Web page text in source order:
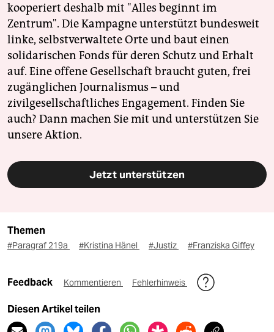
kooperiert deshalb mit "Alles beginnt im
Zentrum". Die Kampagne unterstützt bundesweit
linke, selbstverwaltete Orte und baut einen
solidarischen Fonds für deren Schutz und Erhalt
auf. Eine offene Gesellschaft braucht guten, frei
zugänglichen Journalismus – und
zivilgesellschaftliches Engagement. Finden Sie
auch? Dann machen Sie mit und unterstützen Sie
unsere Aktion.
Jetzt unterstützen
Themen
#Paragraf 219a #Kristina Hänel #Justiz #Franziska Giffey
Feedback Kommentieren Fehlerhinweis
Diesen Artikel teilen